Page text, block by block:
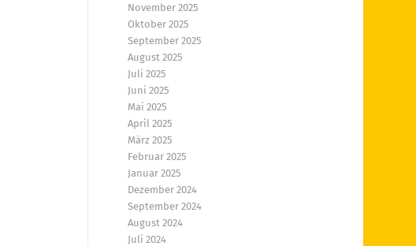
November 2025
Oktober 2025
September 2025
August 2025
Juli 2025
Juni 2025
Mai 2025
April 2025
März 2025
Februar 2025
Januar 2025
Dezember 2024
September 2024
August 2024
Juli 2024